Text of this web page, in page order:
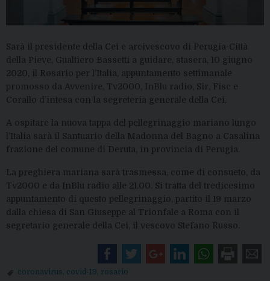
Sarà il presidente della Cei e arcivescovo di Perugia-Città
della Pieve, Gualtiero Bassetti a guidare, stasera, 10 giugno
2020, il Rosario per l’Italia, appuntamento settimanale
promosso da Avvenire, Tv2000, InBlu radio, Sir, Fisc e
Corallo d’intesa con la segreteria generale della Cei.
A ospitare la nuova tappa del pellegrinaggio mariano lungo
l’Italia sarà il Santuario della Madonna del Bagno a Casalina
frazione del comune di Deruta, in provincia di Perugia.
La preghiera mariana sarà trasmessa, come di consueto, da
Tv2000 e da InBlu radio alle 21.00. Si tratta del tredicesimo
appuntamento di questo pellegrinaggio, partito il 19 marzo
dalla chiesa di San Giuseppe al Trionfale a Roma con il
segretario generale della Cei, il vescovo Stefano Russo.
coronavirus covid-19 rosario